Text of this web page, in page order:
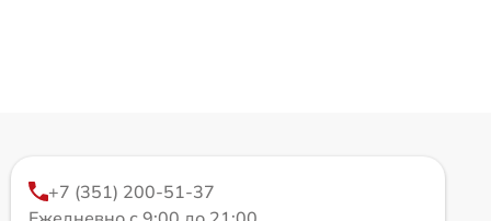
+7 (351) 200-51-37